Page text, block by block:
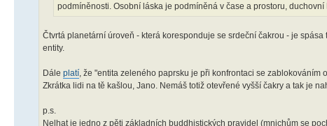
podmíněnosti. Osobní láska je podmíněná v čase a prostoru,
Čtvrtá planetární úroveň - která koresponduje se srdeční čakrou - je spása
entity.
Dále platí, že "entita zeleného paprsku je při konfrontaci se zablokováním
Zkrátka lidi na tě kašlou, Jano. Nemáš totiž otevřené vyšší čakry a tak je
p.s.
Nelhat je jedno z pěti základních buddhistických pravidel (mnichům se